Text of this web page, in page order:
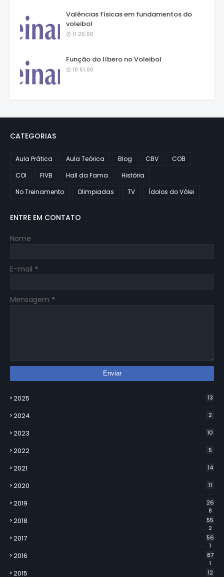
Valências físicas em fundamentos do
voleibol
11:25:00
Função do líbero no Voleibol
10:51:00
CATEGORIAS
Aula Prática Aula Teórica Blog CBV
COB
COI
FIVB Hall da Fama
História
No Treinamento
Olimpiadas TV Ídolos do Vôlei
ENTRE EM CONTATO
Nome
E-mail *
Mensagem *
2025 13
2024 2
2023 10
2022 5
2021 14
2020 11
2019
26
8
2018
55
2
2017
56
1
2016
87
1
2015
12